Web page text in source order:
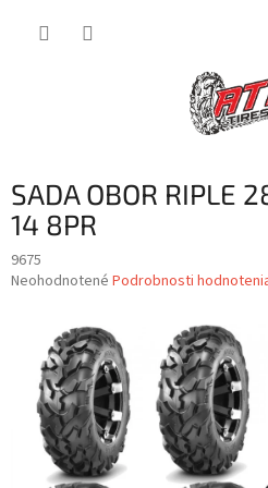
SADA OBOR RIPLE
14 8PR
9675
Priemerné
hviezdičiek.
Neohodnotené Podrobnosti